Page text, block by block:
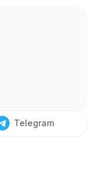
Telegram